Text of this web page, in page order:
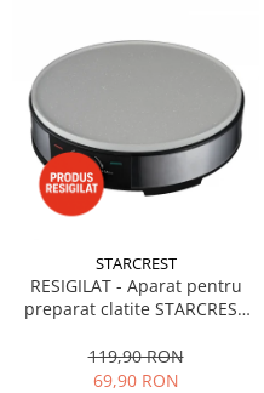
STARCREST
RESIGILAT - Aparat pentru
preparat clatite STARCREST
invelis ceramic antiaderent,
30 cm, Inox / Negru
119,90 RON
69,90 RON